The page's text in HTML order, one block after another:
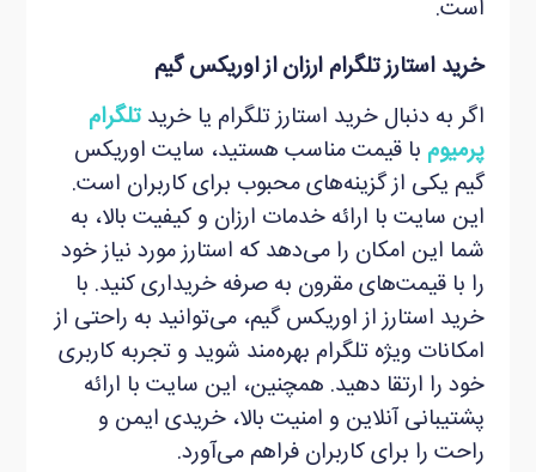
است.
خرید استارز تلگرام ارزان از اوریکس گیم
اگر به دنبال خرید استارز تلگرام یا خریدتلگرام
پرمیوم با قیمت مناسب هستید، سایت اوریکس
گیم یکی از گزینه‌های محبوب برای کاربران است.
این سایت با ارائه خدمات ارزان و کیفیت بالا، به
شما این امکان را می‌دهد که استارز مورد نیاز خود
را با قیمت‌های مقرون به صرفه خریداری کنید. با
خرید استارز از اوریکس گیم، می‌توانید به راحتی از
امکانات ویژه تلگرام بهره‌مند شوید و تجربه کاربری
خود را ارتقا دهید. همچنین، این سایت با ارائه
پشتیبانی آنلاین و امنیت بالا، خریدی ایمن و
راحت را برای کاربران فراهم می‌آورد.